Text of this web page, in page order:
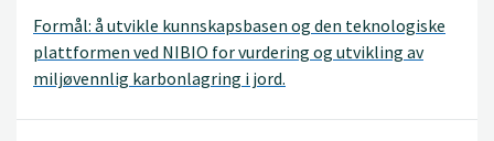
Formål: å utvikle kunnskapsbasen og den teknologiske
plattformen ved NIBIO for vurdering og utvikling av
miljøvennlig karbonlagring i jord.